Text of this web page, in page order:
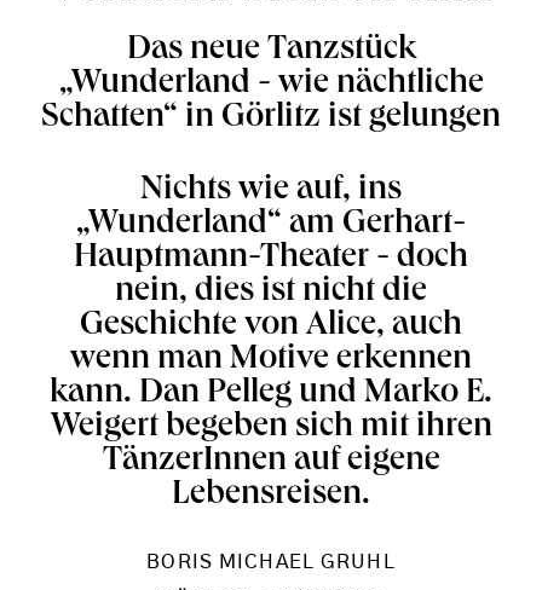
Das neue Tanzstück
„Wunderland - wie nächtliche
Schatten“ in Görlitz ist gelungen
Nichts wie auf, ins
„Wunderland“ am Gerhart-
Hauptmann-Theater - doch
nein, dies ist nicht die
Geschichte von Alice, auch
wenn man Motive erkennen
kann. Dan Pelleg und Marko E.
Weigert begeben sich mit ihren
TänzerInnen auf eigene
Lebensreisen.
BORIS MICHAEL GRUHL